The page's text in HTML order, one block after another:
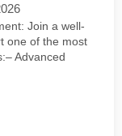
Join a well-
one of the most
Advanced